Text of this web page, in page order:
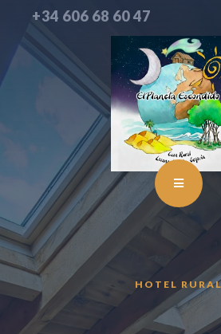
+34 606 68 60 47
HOTEL RURAL